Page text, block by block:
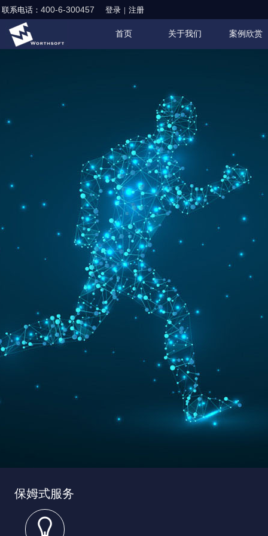
联系电话： 400-6-300457 登录 | 注册
首页 关于我们 案例欣赏
保姆式服务